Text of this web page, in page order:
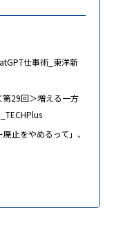
仕事術_東洋新
第29回＞増える一方
止をやめるって」、